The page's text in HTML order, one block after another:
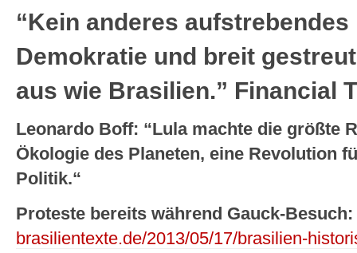
“Kein anderes
Demokratie und breit
aus wie Brasilien.” Financial
Leonardo Boff: “Lula machte die größte
Ökologie des Planeten, eine Revolution
Politik.“
Proteste bereits während Gauck-Besuch:
brasilientexte.de/2013/05/17/brasilien-